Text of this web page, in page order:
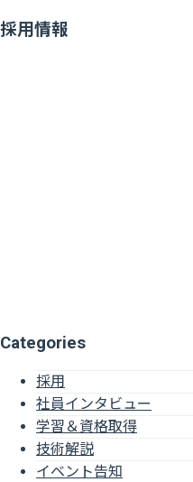
採用情報
Categories
採用
社員インタビュー
学習＆資格取得
技術解説
イベント告知